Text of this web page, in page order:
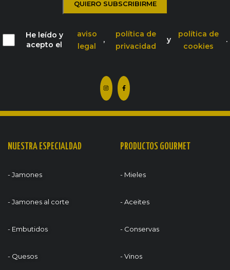
He leído y
acepto el
aviso
legal
,
política de
privacidad
y
política de
cookies
.
NUESTRA ESPECIALDAD
- Jamones
- Jamones al corte
- Embutidos
- Quesos
PRODUCTOS GOURMET
- Mieles
- Aceites
- Conservas
- Vinos